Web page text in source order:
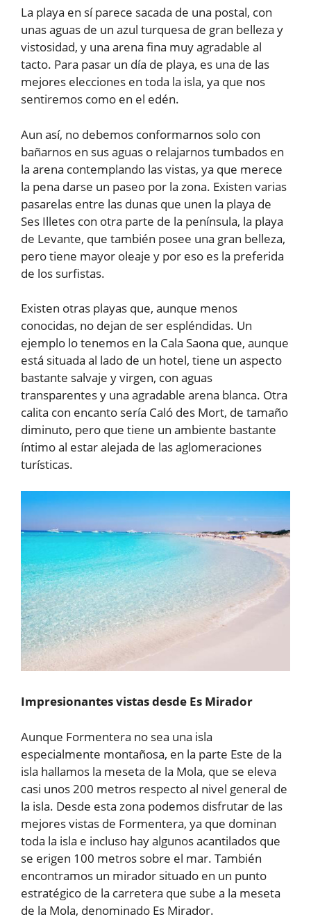
La playa en sí parece sacada de una postal, con
unas aguas de un azul turquesa de gran belleza y
vistosidad, y una arena fina muy agradable al
tacto. Para pasar un día de playa, es una de las
mejores elecciones en toda la isla, ya que nos
sentiremos como en el edén.
Aun así, no debemos conformarnos solo con
bañarnos en sus aguas o relajarnos tumbados en
la arena contemplando las vistas, ya que merece
la pena darse un paseo por la zona. Existen varias
pasarelas entre las dunas que unen la playa de
Ses Illetes con otra parte de la península, la playa
de Levante, que también posee una gran belleza,
pero tiene mayor oleaje y por eso es la preferida
de los surfistas.
Existen otras playas que, aunque menos
conocidas, no dejan de ser espléndidas. Un
ejemplo lo tenemos en la Cala Saona que, aunque
está situada al lado de un hotel, tiene un aspecto
bastante salvaje y virgen, con aguas
transparentes y una agradable arena blanca. Otra
calita con encanto sería Caló des Mort, de tamaño
diminuto, pero que tiene un ambiente bastante
íntimo al estar alejada de las aglomeraciones
turísticas.
Impresionantes vistas desde Es Mirador
Aunque Formentera no sea una isla
especialmente montañosa, en la parte Este de la
isla hallamos la meseta de la Mola, que se eleva
casi unos 200 metros respecto al nivel general de
la isla. Desde esta zona podemos disfrutar de las
mejores vistas de Formentera, ya que dominan
toda la isla e incluso hay algunos acantilados que
se erigen 100 metros sobre el mar. También
encontramos un mirador situado en un punto
estratégico de la carretera que sube a la meseta
de la Mola, denominado Es Mirador.